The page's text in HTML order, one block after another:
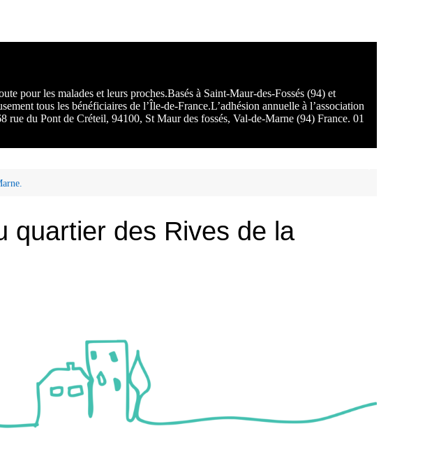
pour les malades et leurs proches.Basés à Saint-Maur-des-Fossés (94) et
tous les bénéficiaires de l’Île-de-France.L’adhésion annuelle à l’association
rue du Pont de Créteil, 94100, St Maur des fossés, Val-de-Marne (94) France. 01
quartier des Rives de la